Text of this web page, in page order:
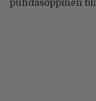
puhdasoppinen